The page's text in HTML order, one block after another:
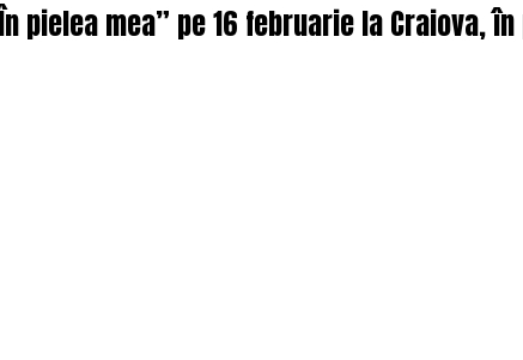
mea” pe 16 februarie la Craiova,